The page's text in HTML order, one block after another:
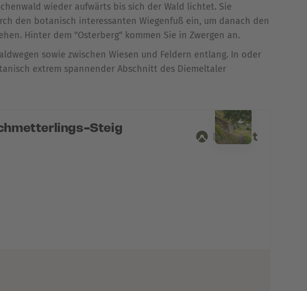
wieder aufwärts bis sich der Wald lichtet. Sie
den botanisch interessanten Wiegenfuß ein, um danach den
Hinter dem "Osterberg" kommen Sie in Zwergen an.
sowie zwischen Wiesen und Feldern entlang. In oder
extrem spannender Abschnitt des Diemeltaler